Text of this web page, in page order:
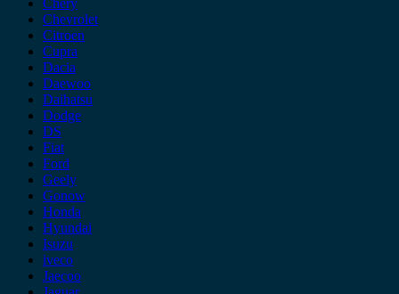
Chevrolet
Citroen
Cupra
Dacia
Daewoo
Daihatsu
Dodge
DS
Fiat
Ford
Geely
Gonow
Honda
Hyundai
Isuzu
iveco
Jaecoo